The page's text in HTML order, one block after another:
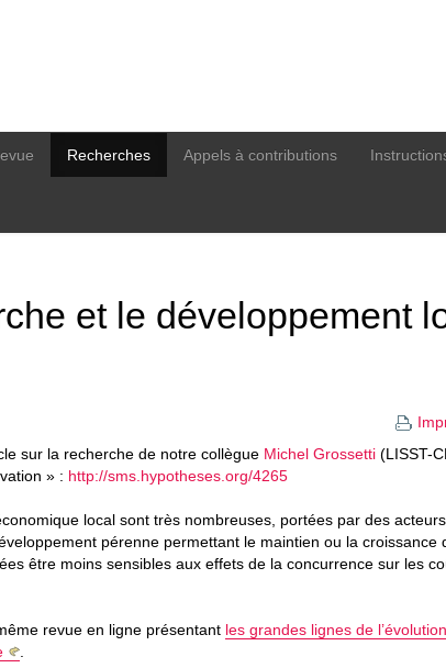
Recherches Appels à contributions
et le développement
sur la recherche de notre collègue Michel Grossetti (LISST-
» : http://sms.hypotheses.org/4265
local sont très nombreuses, portées par des acteurs
pérenne permettant le maintien ou la croissance
être moins sensibles aux effets de la concurrence sur les
revue en ligne présentant les grandes lignes de